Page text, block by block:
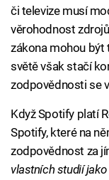
či televize musí
věrohodnost
zákona mohou být
světě však stačí
zodpovědnosti se
Když Spotify platí
Spotify, které na
zodpovědnost za
vlastních studií